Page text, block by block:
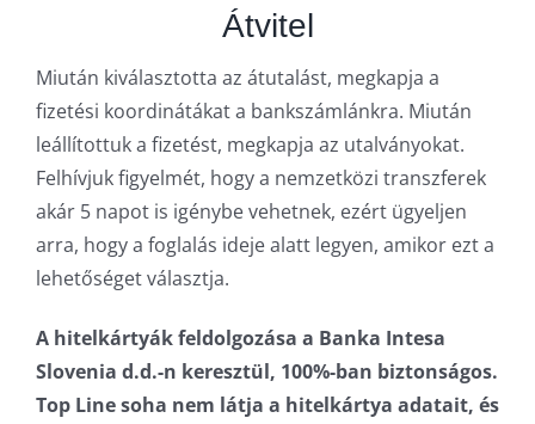
Átvitel
Miután kiválasztotta az átutalást, megkapja a
fizetési koordinátákat a bankszámlánkra. Miután
leállítottuk a fizetést, megkapja az utalványokat.
Felhívjuk figyelmét, hogy a nemzetközi transzferek
akár 5 napot is igénybe vehetnek, ezért ügyeljen
arra, hogy a foglalás ideje alatt legyen, amikor ezt a
lehetőséget választja.
A hitelkártyák feldolgozása a Banka Intesa
Slovenia d.d.-n keresztül, 100%-ban biztonságos.
Top Line soha nem látja a hitelkártya adatait, és